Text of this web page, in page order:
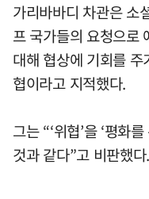
가리바바디 차관은 소
프 국가들의 요청으로
대해 협상에 기회를
협이라고 지적했다.
그는 “‘위협’을 ‘평화
것과 같다”고 비판했다.